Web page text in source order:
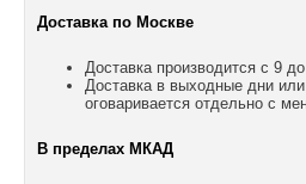
Доставка по Москве
Доставка производится с 9
Доставка в выходные дни
оговаривается отдельно с
В пределах МКАД